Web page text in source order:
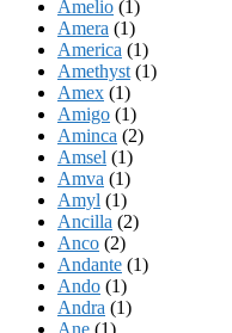
Amelio (1)
Amera (1)
America (1)
Amethyst (1)
Amex (1)
Amigo (1)
Aminca (2)
Amsel (1)
Amva (1)
Amyl (1)
Ancilla (2)
Anco (2)
Andante (1)
Ando (1)
Andra (1)
Ane (1)